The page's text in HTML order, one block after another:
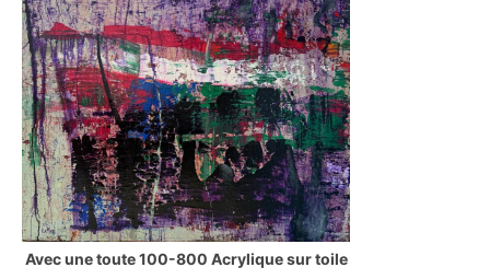
Avec une toute 100-800 Acrylique sur toile